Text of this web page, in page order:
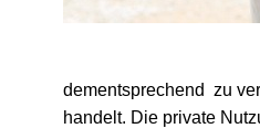
dementsprechend zu
handelt. Die private